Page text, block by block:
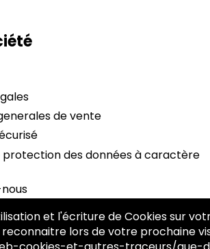
de vente
protection des données à caractère
et l'écriture de Cookies sur
lors de votre prochaine